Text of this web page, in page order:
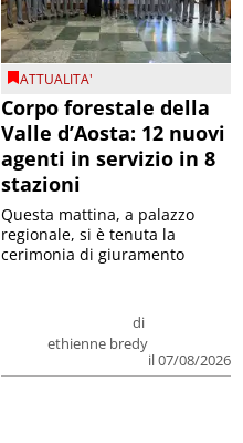
ATTUALITA'
Corpo forestale della
Valle d’Aosta: 12 nuovi
agenti in servizio in 8
stazioni
di
ethienne bredy
il 07/08/2026
Questa mattina, a palazzo
regionale, si è tenuta la
cerimonia di giuramento